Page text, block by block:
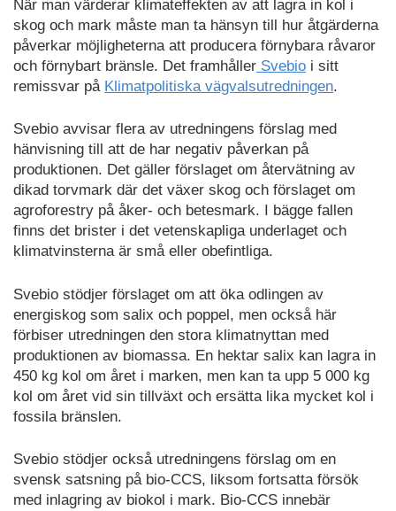
När man värderar klimateffekten av att lagra in kol i
skog och mark måste man ta hänsyn till hur åtgärderna
påverkar möjligheterna att producera förnybara råvaror
och förnybart bränsle. Det framhåller Svebio i sitt
remissvar på Klimatpolitiska vägvalsutredningen.
Svebio avvisar flera av utredningens förslag med
hänvisning till att de har negativ påverkan på
produktionen. Det gäller förslaget om återvätning av
dikad torvmark där det växer skog och förslaget om
agroforestry på åker- och betesmark. I bägge fallen
finns det brister i det vetenskapliga underlaget och
klimatvinsterna är små eller obefintliga.
Svebio stödjer förslaget om att öka odlingen av
energiskog som salix och poppel, men också här
förbiser utredningen den stora klimatnyttan med
produktionen av biomassa. En hektar salix kan lagra in
450 kg kol om året i marken, men kan ta upp 5 000 kg
kol om året vid sin tillväxt och ersätta lika mycket kol i
fossila bränslen.
Svebio stödjer också utredningens förslag om en
svensk satsning på bio-CCS, liksom fortsatta försök
med inlagring av biokol i mark. Bio-CCS innebär